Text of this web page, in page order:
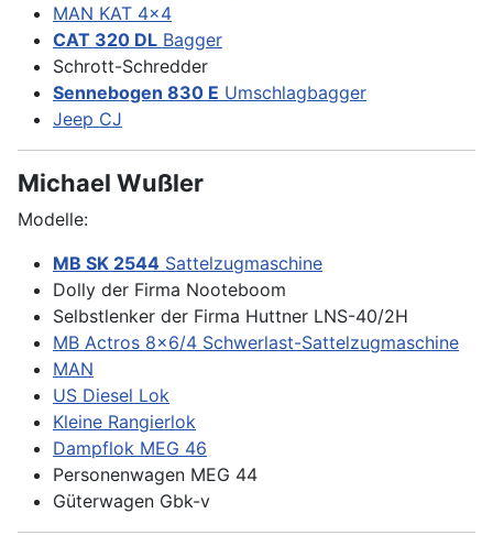
MAN KAT 4x4
CAT 320 DL Bagger
Schrott-Schredder
Sennebogen 830 E Umschlagbagger
Jeep CJ
Michael Wußler
Modelle:
MB SK 2544 Sattelzugmaschine
Dolly der Firma Nooteboom
Selbstlenker der Firma Huttner LNS-40/2H
MB Actros 8x6/4 Schwerlast-Sattelzugmaschine
MAN
US Diesel Lok
Kleine Rangierlok
Dampflok MEG 46
Personenwagen MEG 44
Güterwagen Gbk-v